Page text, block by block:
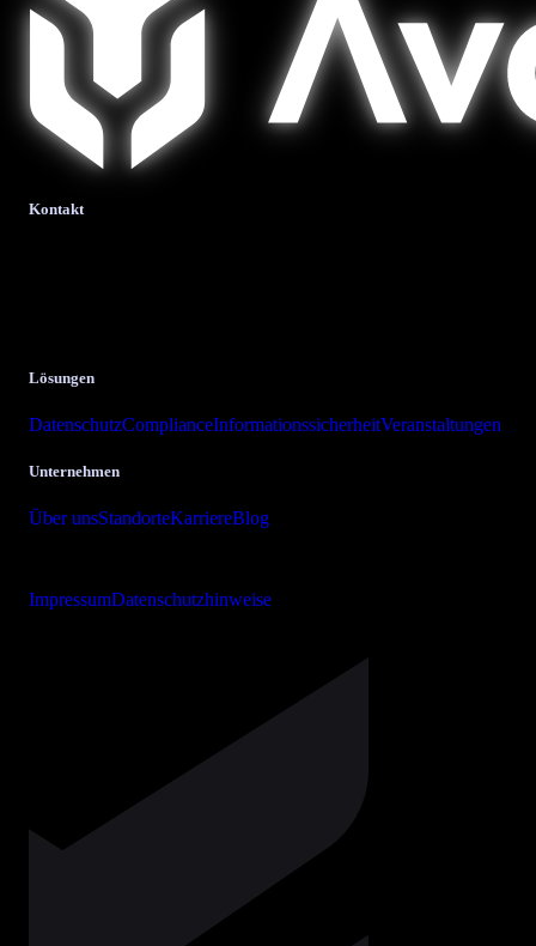
Kontakt
Lösungen
DatenschutzComplianceInformationssicherheitVeranstaltungen
Unternehmen
Über unsStandorteKarriereBlog
ImpressumDatenschutzhinweise